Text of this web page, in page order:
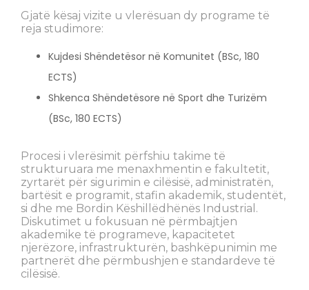
Gjatë kësaj vizite u vlerësuan dy programe të
reja studimore:
Kujdesi Shëndetësor në Komunitet (BSc, 180
ECTS)
Shkenca Shëndetësore në Sport dhe Turizëm
(BSc, 180 ECTS)
Procesi i vlerësimit përfshiu takime të
strukturuara me menaxhmentin e fakultetit,
zyrtarët për sigurimin e cilësisë, administratën,
bartësit e programit, stafin akademik, studentët,
si dhe me Bordin Këshillëdhënës Industrial.
Diskutimet u fokusuan në përmbajtjen
akademike të programeve, kapacitetet
njerëzore, infrastrukturën, bashkëpunimin me
partnerët dhe përmbushjen e standardeve të
cilësisë.